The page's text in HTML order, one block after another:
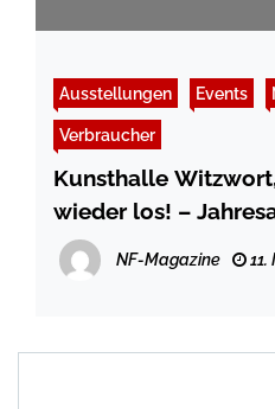
Ausstellungen Events
Verbraucher
Kunsthalle
wieder los! –
Steinhusen / Achim
NF-Magazine 11.